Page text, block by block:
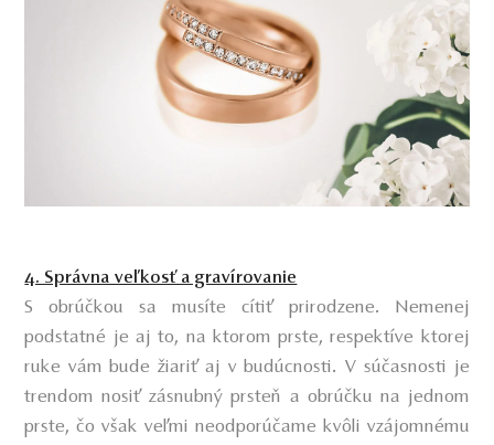
4. Správna veľkosť a gravírovanie
S obrúčkou sa musíte cítiť prirodzene. Nemenej
podstatné je aj to, na ktorom prste, respektíve ktorej
ruke vám bude žiariť aj v budúcnosti. V súčasnosti je
trendom nosiť zásnubný prsteň a obrúčku na jednom
prste, čo však veľmi neodporúčame kvôli vzájomnému